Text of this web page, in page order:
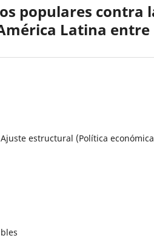
populares contra
Latina entre
estructural (Política